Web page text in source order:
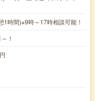
時間)※9時～17時相談可能！
！